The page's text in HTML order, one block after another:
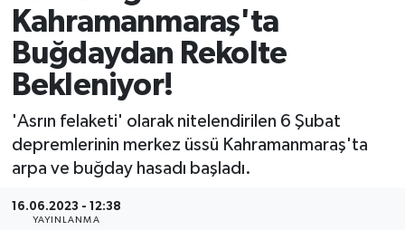
Kahramanmaraş'ta
Buğdaydan Rekolte
Bekleniyor!
'Asrın felaketi' olarak nitelendirilen 6 Şubat
depremlerinin merkez üssü Kahramanmaraş'ta
arpa ve buğday hasadı başladı.
16.06.2023 - 12:38
YAYINLANMA
EKONOMİ
SPOR
YAŞAM
TEKNOLOJİ
Kahramanmaraş Namaz Vakitleri
Trafik Durumu
Süper Lig Puan Durumu ve Fikstür
Tüm Manşetler